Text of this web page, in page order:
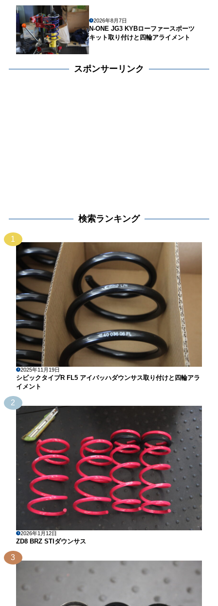
2026年8月7日
N-ONE JG3 KYBローファースポーツ
キット取り付けと四輪アライメント
スポンサーリンク
検索ランキング
1
2025年11月19日
シビックタイプR FL5 アイバッハダウンサス取り付けと四輪アラ
イメント
2
2026年1月12日
ZD8 BRZ STIダウンサス
3